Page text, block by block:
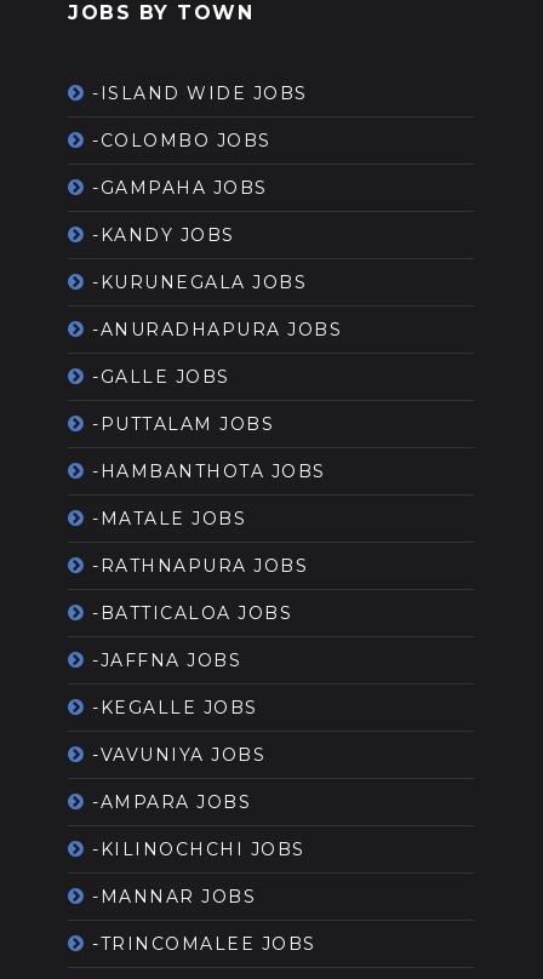
JOBS BY TOWN
-ISLAND WIDE JOBS
-COLOMBO JOBS
-GAMPAHA JOBS
-KANDY JOBS
-KURUNEGALA JOBS
-ANURADHAPURA JOBS
-GALLE JOBS
-PUTTALAM JOBS
-HAMBANTHOTA JOBS
-MATALE JOBS
-RATHNAPURA JOBS
-BATTICALOA JOBS
-JAFFNA JOBS
-KEGALLE JOBS
-VAVUNIYA JOBS
-AMPARA JOBS
-KILINOCHCHI JOBS
-MANNAR JOBS
-TRINCOMALEE JOBS